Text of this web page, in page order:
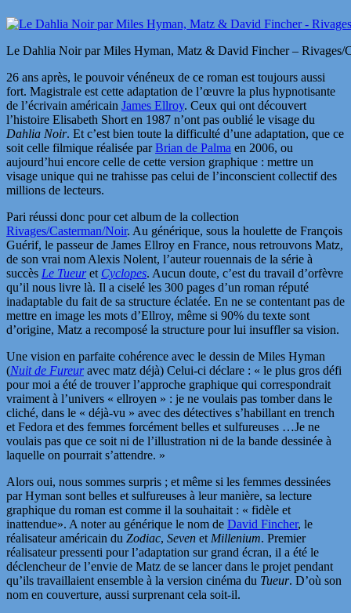
Le Dahlia Noir par Miles Hyman, Matz & David Fincher – Rivages/
26 ans après, le pouvoir vénéneux de ce roman est toujours aussi
fort. Magistrale est cette adaptation de l’œuvre la plus hypnotisante
de l’écrivain américain James Ellroy. Ceux qui ont découvert
l’histoire Elisabeth Short en 1987 n’ont pas oublié le visage du
Dahlia Noir. Et c’est bien toute la difficulté d’une adaptation, que ce
soit celle filmique réalisée parBrian de Palma en 2006, ou
aujourd’hui encore celle de cette version graphique : mettre un
visage unique qui ne trahisse pas celui de l’inconscient collectif des
millions de lecteurs.
Pari réussi donc pour cet album de la collection
Rivages/Casterman/Noir. Au générique, sous la houlette de François
Guérif, le passeur de James Ellroy en France, nous retrouvons Matz,
de son vrai nom Alexis Nolent, l’auteur rouennais de la série à
succès Le Tueuret Cyclopes. Aucun doute, c’est du travail d’orfèvre
qu’il nous livre là. Il a ciselé les 300 pages d’un roman réputé
inadaptable du fait de sa structure éclatée. En ne se contentant pas de
mettre en image les mots d’Ellroy, même si 90% du texte sont
d’origine, Matz a recomposé la structure pour lui insuffler sa vision.
Une vision en parfaite cohérence avec le dessin de Miles Hyman
(Nuit de Fureuravec matz déjà) Celui-ci déclare : « le plus gros défi
pour moi a été de trouver l’approche graphique qui correspondrait
vraiment à l’univers « ellroyen » : je ne voulais pas tomber dans le
cliché, dans le « déjà-vu » avec des détectives s’habillant en trench
et Fedora et des femmes forcément belles et sulfureuses …Je ne
voulais pas que ce soit ni de l’illustration ni de la bande dessinée à
laquelle on pourrait s’attendre. »
Alors oui, nous sommes surpris ; et même si les femmes dessinées
par Hyman sont belles et sulfureuses à leur manière, sa lecture
graphique du roman est comme il la souhaitait : « fidèle et
inattendue». A noter au générique le nom de David Fincher, le
réalisateur américain du Zodiac, Seven et Millenium. Premier
réalisateur pressenti pour l’adaptation sur grand écran, il a été le
déclencheur de l’envie de Matz de se lancer dans le projet pendant
qu’ils travaillaient ensemble à la version cinéma du Tueur. D’où son
nom en couverture, aussi surprenant cela soit-il.